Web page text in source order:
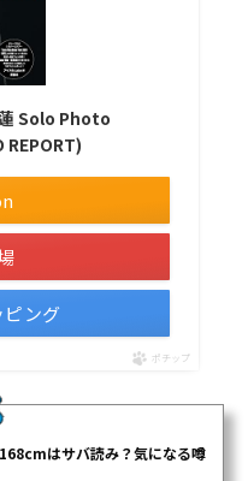
Solo Photo
ング
ポチップ
はサバ読み？気になる噂